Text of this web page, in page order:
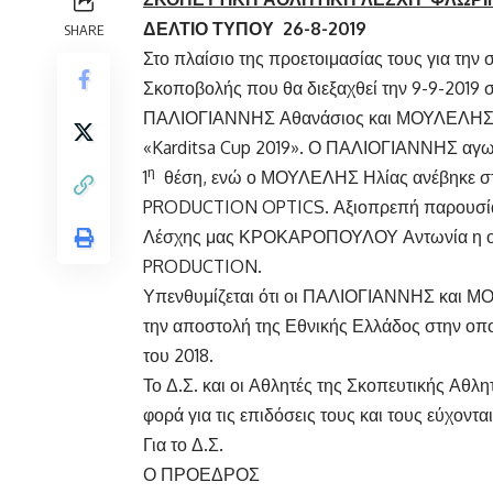
SHARE
ΔΕΛΤΙΟ ΤΥΠΟΥ 26-8-2019
Στο πλαίσιο της προετοιμασίας τους για
Σκοποβολής που θα διεξαχθεί την 9-9-2019
ΠΑΛΙΟΓΙΑΝΝΗΣ Αθανάσιος και ΜΟΥΛΕΛΗΣ
«Karditsa Cup 2019». Ο ΠΑΛΙΟΓΙΑΝΝΗΣ
1η θέση, ενώ ο ΜΟΥΛΕΛΗΣ Ηλίας ανέβηκε
PRODUCTION OPTICS. Αξιοπρεπή
Λέσχης μας ΚΡΟΚΑΡΟΠΟΥΛΟΥ Αντωνία η
PRODUCTION.
Υπενθυμίζεται ότι οι ΠΑΛΙΟΓΙΑΝΝΗΣ και
την αποστολή της Εθνικής Ελλάδος στην
του 2018.
Το Δ.Σ. και οι Αθλητές της Σκοπευτικής
φορά για τις επιδόσεις τους και τους
Για το Δ.Σ.
Ο ΠΡΟΕΔΡΟΣ